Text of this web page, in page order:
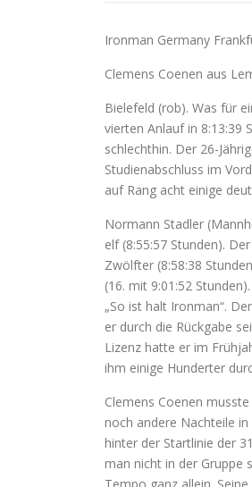
Ironman Germany
Clemens Coenen aus
Bielefeld (rob). Was für
vierten Anlauf in 8:13:39
schlechthin. Der 26-
Studienabschluss im
auf Rang acht einige
Normann Stadler
elf (8:55:57 Stunden).
Zwölfter (8:58:38
(16. mit 9:01:52
„So ist halt Ironman“.
er durch die Rückgabe
Lizenz hatte er im
ihm einige Hunderter
Clemens Coenen
noch andere Nachteile
hinter der Startlinie der
man nicht in der Gruppe